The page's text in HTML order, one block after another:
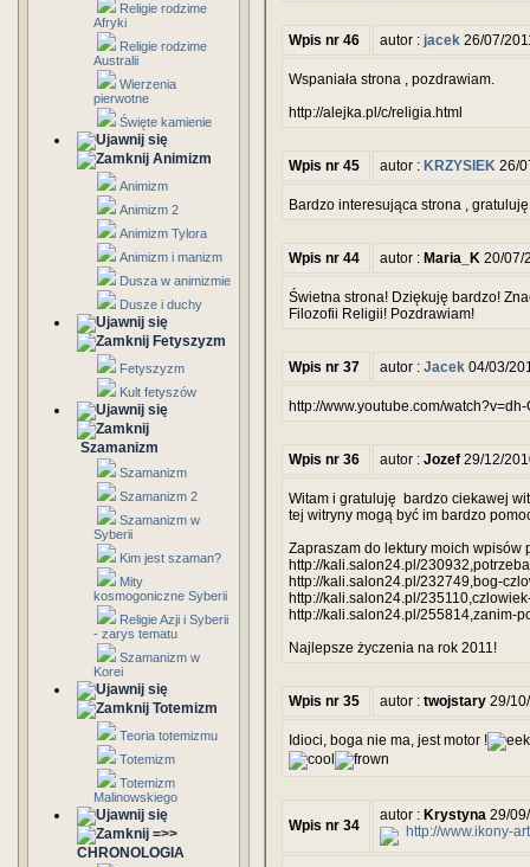
Religie rodzime
Afryki
Religie rodzime
Australii
Wierzenia
pierwotne
Święte kamienie
Animizm
Animizm
Animizm 2
Animizm Tylora
Animizm i manizm
Dusza w animizmie
Dusze i duchy
Fetyszyzm
Fetyszyzm
Kult fetyszów
Szamanizm
Szamanizm
Szamanizm 2
Szamanizm w
Syberii
Kim jest szaman?
Mity
kosmogoniczne Syberii
Religie Azji i Syberii
- zarys tematu
Szamanizm w
Korei
Totemizm
Teoria totemizmu
Totemizm
Totemizm
Malinowskiego
=>>
CHRONOLOGIA
Wpis nr 46 autor : jacek26/07/
Wspaniała strona , pozdrawiam.
http://alejka.pl/c/religia.html
Wpis nr 45 autor : KRZYSIEK26/
Bardzo interesująca strona ,
Wpis nr 44 autor : Maria_K20/07/
Świetna strona! Dziękuję bardzo!
Filozofii Religii! Pozdrawiam!
Wpis nr 37 autor : Jacek04/03/
http://www.youtube.com/
Wpis nr 36 autor : Jozef29/12/
Witam i gratuluję bardzo ciekawej
tej witryny mogą być im bardzo
Zapraszam do lektury moich
http://kali.salon24.pl/
http://kali.salon24.pl/232749,bog-
http://kali.salon24.pl/
http://kali.salon24.pl/255814,zanim-
Najlepsze życzenia na rok 2011!
Wpis nr 35 autor : twojstary29/
Idioci, boga nie ma, jest motor !
Wpis nr 34
autor : Krystyna29/
http://www.ikony-